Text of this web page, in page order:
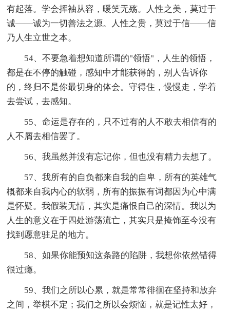
有起落。学会挥袖从容，暖笑无殇。人性之美，莫过于
诚——诚为一切善法之源。人性之贵，莫过于信——信
乃人生立世之本。
54、不要急着想知道所谓的"领悟"，人生的领悟，
都是在不停的触碰，感知中才能获得的，别人告诉你
的，终归不是你最切身的体会。守得住，慢慢走，学着
去尝试，去感知。
55、命运是存在的，只不过有的人不敢去相信有的
人不屑去相信罢了。
56、我虽然并没有忘记你，但也没有精力去想了。
57、我所有的自负都来自我的自卑，所有的英雄气
概都来自我内心的软弱，所有的振振有词都因为心中满
是怀疑。我假装无情，其实是痛恨自己的深情。我以为
人生的意义在于四处游荡流亡，其实只是掩饰至今没有
找到愿意驻足的地方。
58、如果你能预知这条路的陷阱，我想你依然错得
很过瘾。
59、我们之所以心累，就是常常徘徊在坚持和放弃
之间，举棋不定；我们之所以会烦恼，就是记性太好，